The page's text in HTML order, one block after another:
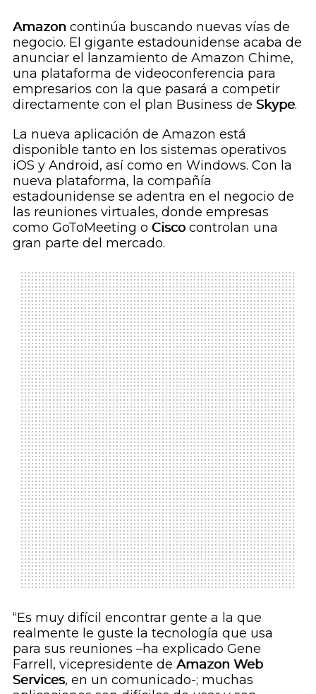
Amazon continúa buscando nuevas vías de
negocio. El gigante estadounidense acaba de
anunciar el lanzamiento de Amazon Chime,
una plataforma de videoconferencia para
empresarios con la que pasará a competir
directamente con el plan Business de Skype.
La nueva aplicación de Amazon está
disponible tanto en los sistemas operativos
iOS y Android, así como en Windows. Con la
nueva plataforma, la compañía
estadounidense se adentra en el negocio de
las reuniones virtuales, donde empresas
como GoToMeeting o Ciscocontrolan una
gran parte del mercado.
“Es muy difícil encontrar gente a la que
realmente le guste la tecnología que usa
para sus reuniones –ha explicado Gene
Farrell, vicepresidente de Amazon Web
Services, en un comunicado-; muchas